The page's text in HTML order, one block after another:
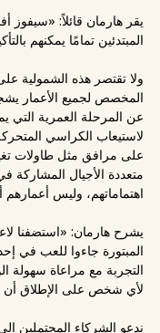
يقر هارمان قائلاً: «سيفوز
المبتدئين تمامًا يمكنهم
ولا تقتصر هذه الشمولية
المخصص لجميع الأعمار
عن المرحلة العمرية التي
لاستيعاب الكراسي
على مرافق مثل طاولات
متعددة الأجيال المشاركة
اهتماماتهم، وليس
يشرح هارمان: «استضفنا
التجربة مع مراعاة سهولة
لأي شخص على الإطلاق أن